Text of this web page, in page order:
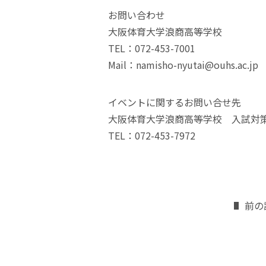
お問い合わせ
大阪体育大学浪商高等学校
TEL：072-453-7001
Mail：namisho-nyutai@ouhs.ac.jp
イベントに関するお問い合せ先
大阪体育大学浪商高等学校 入試対
TEL：072-453-7972
前